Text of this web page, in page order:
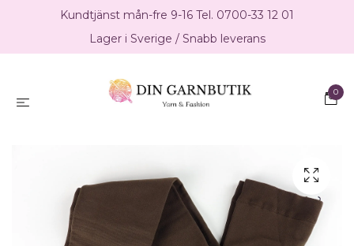
Kundtjänst mån-fre 9-16 Tel. 0700-33 12 01
Lager i Sverige / Snabb leverans
0